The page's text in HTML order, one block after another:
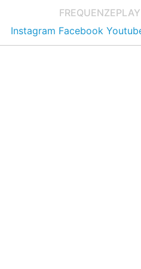
FREQUENZE
Instagram Facebook